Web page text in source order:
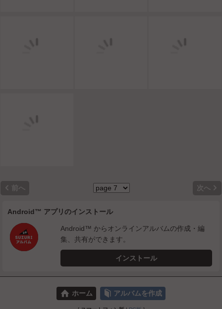
 前へ 次へ 
Android™ アプリのインストール
Android™ からオンラインアルバムの作成・編
集、共有ができます。
インストール
⌂ ホーム 📕 アルバムを作成